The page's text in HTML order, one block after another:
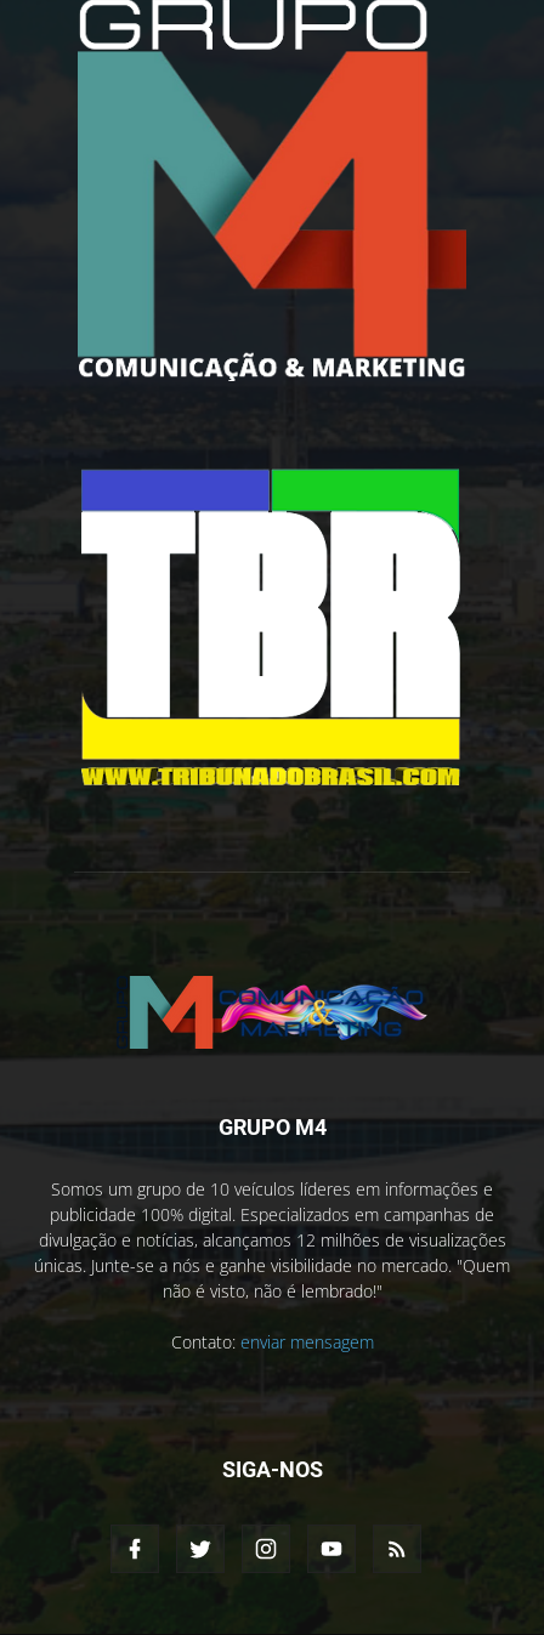
GRUPO M4
Somos um grupo de 10 veículos líderes em informações e
publicidade 100% digital. Especializados em campanhas de
divulgação e notícias, alcançamos 12 milhões de visualizações
únicas. Junte-se a nós e ganhe visibilidade no mercado. "Quem
não é visto, não é lembrado!"
Contato: enviar mensagem
SIGA-NOS